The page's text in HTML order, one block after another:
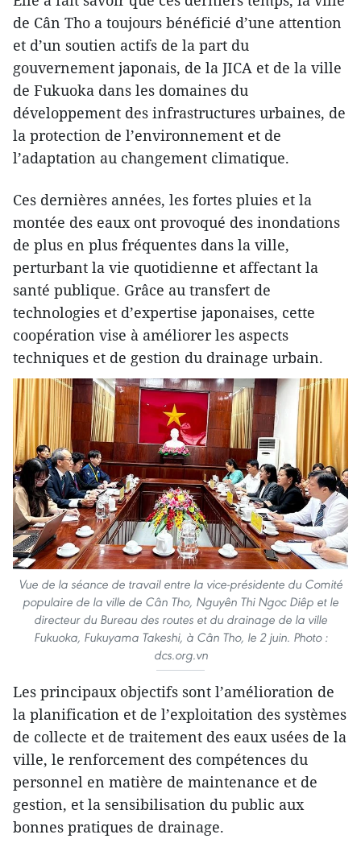
de Cân Tho a toujours bénéficié d’une attention
et d’un soutien actifs de la part du
gouvernement japonais, de la JICA et de la ville
de Fukuoka dans les domaines du
développement des infrastructures urbaines, de
la protection de l’environnement et de
l’adaptation au changement climatique.
Ces dernières années, les fortes pluies et la
montée des eaux ont provoqué des inondations
de plus en plus fréquentes dans la ville,
perturbant la vie quotidienne et affectant la
santé publique. Grâce au transfert de
technologies et d’expertise japonaises, cette
coopération vise à améliorer les aspects
techniques et de gestion du drainage urbain.
Vue de la séance de travail entre la vice-présidente du Comité
populaire de la ville de Cân Tho, Nguyên Thi Ngoc Diêp et le
directeur du Bureau des routes et du drainage de la ville
Fukuoka, Fukuyama Takeshi, à Cân Tho, le 2 juin. Photo :
dcs.org.vn
Les principaux objectifs sont l’amélioration de
la planification et de l’exploitation des systèmes
de collecte et de traitement des eaux usées de la
ville, le renforcement des compétences du
personnel en matière de maintenance et de
gestion, et la sensibilisation du public aux
bonnes pratiques de drainage.